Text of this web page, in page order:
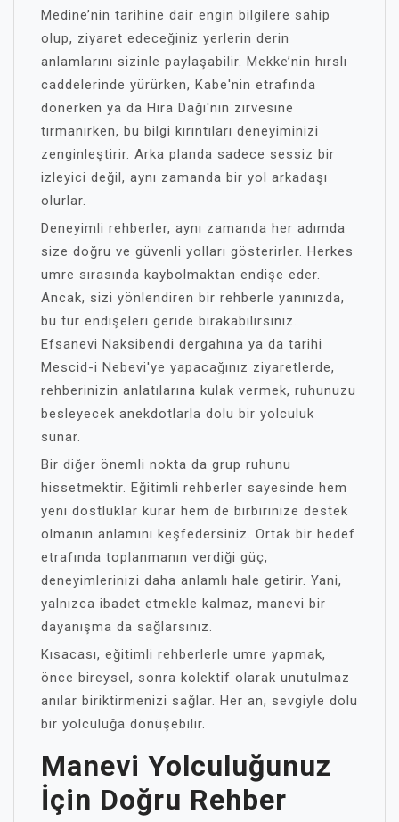
Medine’nin tarihine dair engin bilgilere sahip
olup, ziyaret edeceğiniz yerlerin derin
anlamlarını sizinle paylaşabilir. Mekke’nin hırslı
caddelerinde yürürken, Kabe'nin etrafında
dönerken ya da Hira Dağı'nın zirvesine
tırmanırken, bu bilgi kırıntıları deneyiminizi
zenginleştirir. Arka planda sadece sessiz bir
izleyici değil, aynı zamanda bir yol arkadaşı
olurlar.
Deneyimli rehberler, aynı zamanda her adımda
size doğru ve güvenli yolları gösterirler. Herkes
umre sırasında kaybolmaktan endişe eder.
Ancak, sizi yönlendiren bir rehberle yanınızda,
bu tür endişeleri geride bırakabilirsiniz.
Efsanevi Naksibendi dergahına ya da tarihi
Mescid-i Nebevi'ye yapacağınız ziyaretlerde,
rehberinizin anlatılarına kulak vermek, ruhunuzu
besleyecek anekdotlarla dolu bir yolculuk
sunar.
Bir diğer önemli nokta da grup ruhunu
hissetmektir. Eğitimli rehberler sayesinde hem
yeni dostluklar kurar hem de birbirinize destek
olmanın anlamını keşfedersiniz. Ortak bir hedef
etrafında toplanmanın verdiği güç,
deneyimlerinizi daha anlamlı hale getirir. Yani,
yalnızca ibadet etmekle kalmaz, manevi bir
dayanışma da sağlarsınız.
Kısacası, eğitimli rehberlerle umre yapmak,
önce bireysel, sonra kolektif olarak unutulmaz
anılar biriktirmenizi sağlar. Her an, sevgiyle dolu
bir yolculuğa dönüşebilir.
Manevi Yolculuğunuz
İçin Doğru Rehber